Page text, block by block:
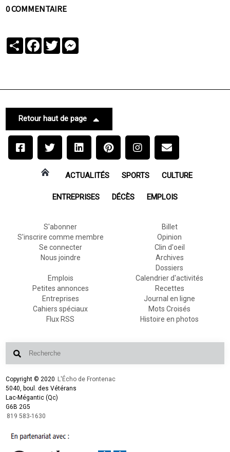
0 COMMENTAIRE
PartagerFacebook
Twitter
Retour haut de page
ACTUALITÉS SPORTS CULTURE
ENTREPRISES DÉCÈS EMPLOIS
S'abonner
S'inscrire comme membre
Se connecter
Nous joindre
Billet
Opinion
Clin d'oeil
Archives
Dossiers
Emplois
Petites annonces
Entreprises
Cahiers spéciaux
Flux RSS
Calendrier d'activités
Recettes
Journal en ligne
Mots Croisés
Histoire en photos
Copyright © 2020 L'Écho de Frontenac
5040, boul. des Vétérans
Lac-Mégantic (Qc)
G6B 2G5
819 583-1630